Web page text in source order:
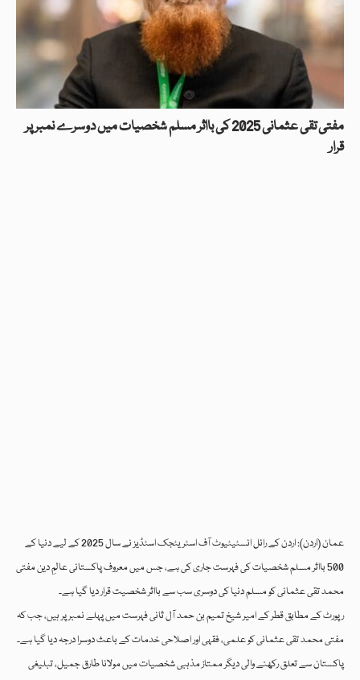
مفتی تقی عثمانی 2025 کی بااثر مسلم شخصیات میں دوسرے نمبر پر
قرار
عمان (اردن): اردن کے رائل انسٹیٹیوٹ آف اسٹریٹجک اسٹڈیز نے سال 2025 کے لیے دنیا کے
500 بااثر مسلم شخصیات کی فہرست جاری کی ہے، جس میں معروف پاکستانی عالمِ دین مفتی
محمد تقی عثمانی کو مسلم دنیا کی دوسری سب سے بااثر شخصیت قرار دیا گیا ہے۔
رپورٹ کے مطابق قطر کے امیر شیخ تمیم بن حمد آل ثانی فہرست میں پہلے نمبر پر ہیں، جب کہ
مفتی محمد تقی عثمانی کو علمی، فقہی اور اصلاحی خدمات کے باعث دوسرا درجہ دیا گیا ہے۔
پاکستان سے تعلق رکھنے والی دیگر ممتاز مذہبی شخصیات میں مولانا طارق جمیل، تبلیغی